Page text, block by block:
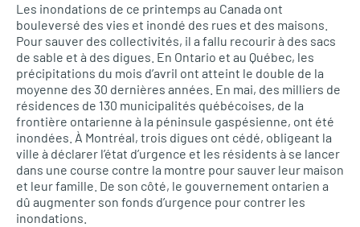
Les inondations de ce printemps au Canada ont
bouleversé des vies et inondé des rues et des maisons.
Pour sauver des collectivités, il a fallu recourir à des sacs
de sable et à des digues. En Ontario et au Québec, les
précipitations du mois d’avril ont atteint le double de la
moyenne des 30 dernières années. En mai, des milliers de
résidences de 130 municipalités québécoises, de la
frontière ontarienne à la péninsule gaspésienne, ont été
inondées. À Montréal, trois digues ont cédé, obligeant la
ville à déclarer l’état d’urgence et les résidents à se lancer
dans une course contre la montre pour sauver leur maison
et leur famille. De son côté, le gouvernement ontarien a
dû augmenter son fonds d’urgence pour contrer les
inondations.